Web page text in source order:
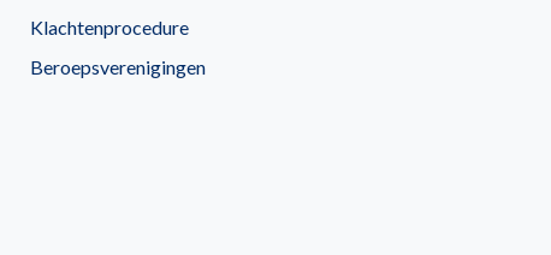
Klachtenprocedure
Beroepsverenigingen